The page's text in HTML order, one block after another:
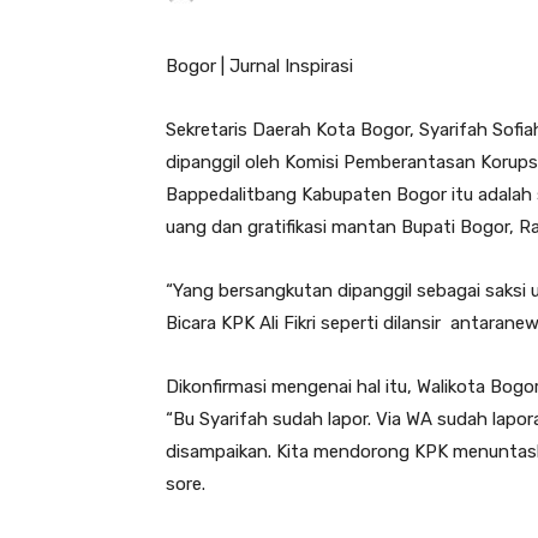
Bogor | Jurnal Inspirasi
Sekretaris Daerah Kota Bogor, Syarifah
dipanggil oleh Komisi Pemberantasan
Bappedalitbang Kabupaten Bogor itu
uang dan gratifikasi mantan Bupati Bogor,
“Yang bersangkutan dipanggil sebagai
Bicara KPK Ali Fikri seperti dilansir
Dikonfirmasi mengenai hal itu, Walikota
“Bu Syarifah sudah lapor. Via WA sudah
disampaikan. Kita mendorong KPK
sore.